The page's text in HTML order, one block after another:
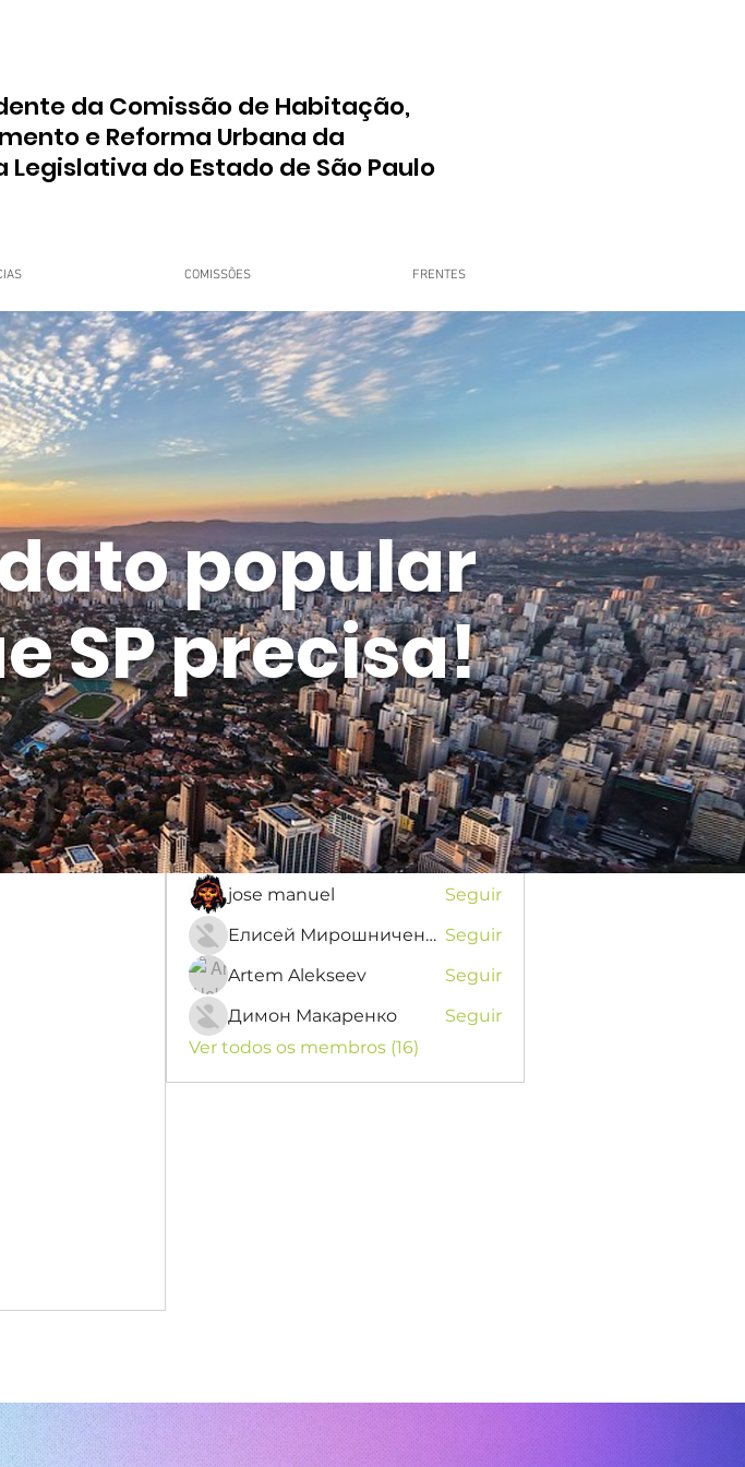
da Comissão de Habitação,
e Reforma Urbana da
Legislativa do Estado de São Paulo
COMISSÕES FRENTES
Entrar
membros
Anna Favorskaya
Seguir
jose manuel
Seguir
Елисей Мирошниченко Seguir
Artem Alekseev
Seguir
Димон Макаренко
Seguir
Ver todos os membros (16)
popular
SP precisa!